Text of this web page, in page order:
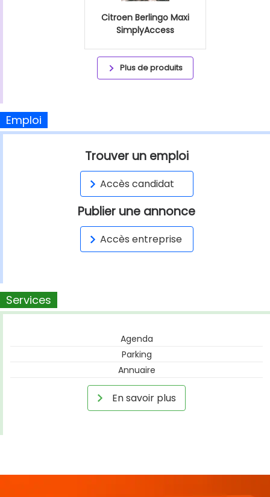
Citroen Berlingo Maxi
SimplyAccess
Plus de produits
Emploi
Trouver un emploi
Accès candidat
Publier une annonce
Accès entreprise
Services
Agenda
Parking
Annuaire
En savoir plus